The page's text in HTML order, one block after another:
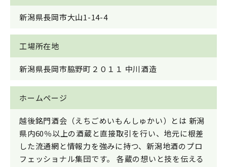
新潟県長岡市大山1-14-4
工場所在地
新潟県長岡市脇野町２０１１ 中川酒造
ホームページ
越後銘門酒会（えちごめいもんしゅかい）とは 新潟
県内60％以上の酒蔵と直接取引を行い、地元に根差
した流通網と情報力を強みに持つ、新潟地酒のプロ
フェッショナル集団です。 各蔵の想いと技を伝える